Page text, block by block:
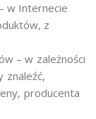
w Internecie
z
– w zależności
znaleźć,
producenta